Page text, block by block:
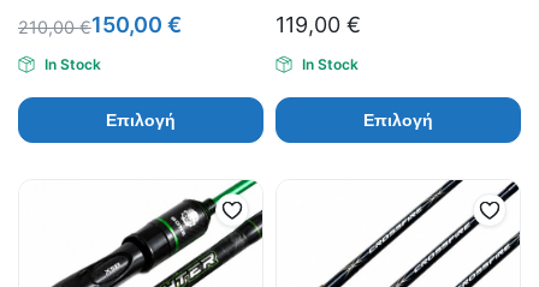
210,00€150,00 €
In Stock
Επιλογή
119,00 €
In Stock
Επιλογή